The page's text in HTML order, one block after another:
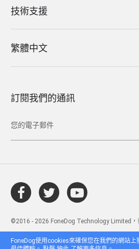
技術支援
繁體中文
訂閱我們的通訊
©2016 - 2026 FoneDog Technology Limited，
FoneDog使用cookies來確保您在我們的網站上